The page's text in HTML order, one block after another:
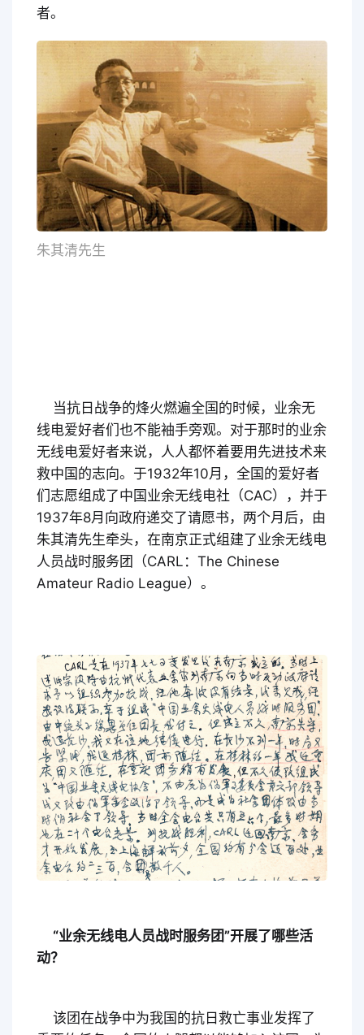
者。
朱其清先生
当抗日战争的烽火燃遍全国的时候，业余无
线电爱好者们也不能袖手旁观。对于那时的业余
无线电爱好者来说，人人都怀着要用先进技术来
救中国的志向。于1932年10月，全国的爱好者
们志愿组成了中国业余无线电社（CAC），并于
1937年8月向政府递交了请愿书，两个月后，由
朱其清先生牵头，在南京正式组建了业余无线电
人员战时服务团（CARL：The Chinese
Amateur Radio League）。
“业余无线电人员战时服务团”开展了哪些活
动？
该团在战争中为我国的抗日救亡事业发挥了